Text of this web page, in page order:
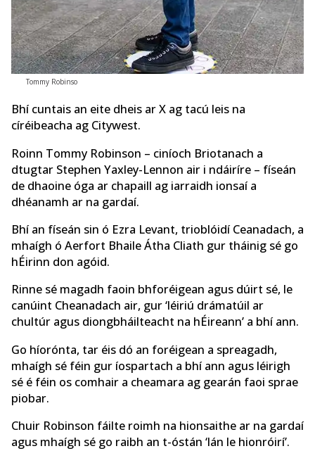
Tommy Robinso
Bhí cuntais an eite dheis ar X ag tacú leis na
círéibeacha ag Citywest.
Roinn Tommy Robinson – ciníoch Briotanach a
dtugtar Stephen Yaxley-Lennon air i ndáiríre – físeán
de dhaoine óga ar chapaill ag iarraidh ionsaí a
dhéanamh ar na gardaí.
Bhí an físeán sin ó Ezra Levant, trioblóidí Ceanadach, a
mhaígh ó Aerfort Bhaile Átha Cliath gur tháinig sé go
hÉirinn don agóid.
Rinne sé magadh faoin bhforéigean agus dúirt sé, le
canúint Cheanadach air, gur ‘léiriú drámatúil ar
chultúr agus diongbháilteacht na hÉireann’ a bhí ann.
Go híorónta, tar éis dó an foréigean a spreagadh,
mhaígh sé féin gur íospartach a bhí ann agus léirigh
sé é féin os comhair a cheamara ag gearán faoi sprae
piobar.
Chuir Robinson fáilte roimh na hionsaithe ar na gardaí
agus mhaígh sé go raibh an t-óstán ‘lán le hionróirí’.